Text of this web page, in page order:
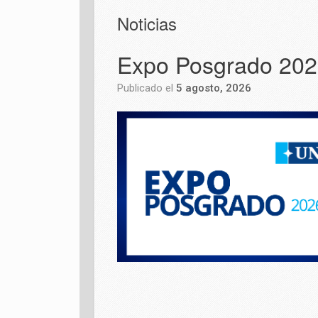
Noticias
Expo Posgrado
Publicado el 5 agosto, 2026